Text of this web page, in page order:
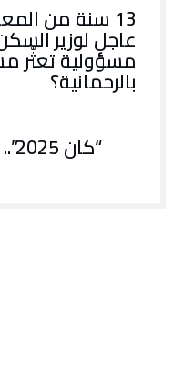
13 سنة من
عاجل لوزير
بالرحمانية؟